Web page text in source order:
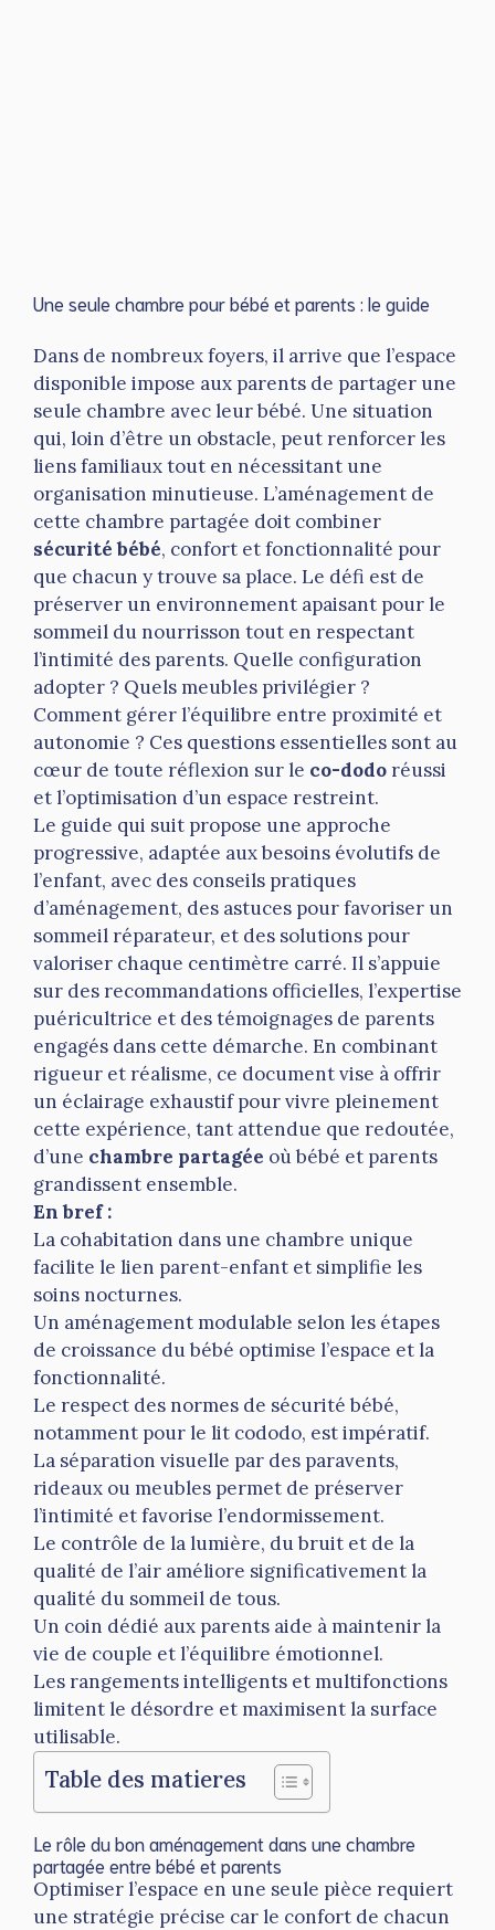
Une seule chambre pour bébé et parents : le guide
Dans de nombreux foyers, il arrive que l’espace
disponible impose aux parents de partager une
seule chambre avec leur bébé. Une situation
qui, loin d’être un obstacle, peut renforcer les
liens familiaux tout en nécessitant une
organisation minutieuse. L’aménagement de
cette chambre partagée doit combiner
sécurité bébé, confort et fonctionnalité pour
que chacun y trouve sa place. Le défi est de
préserver un environnement apaisant pour le
sommeil du nourrisson tout en respectant
l’intimité des parents. Quelle configuration
adopter ? Quels meubles privilégier ?
Comment gérer l’équilibre entre proximité et
autonomie ? Ces questions essentielles sont au
cœur de toute réflexion sur le co-dodo réussi
et l’optimisation d’un espace restreint.
Le guide qui suit propose une approche
progressive, adaptée aux besoins évolutifs de
l’enfant, avec des conseils pratiques
d’aménagement, des astuces pour favoriser un
sommeil réparateur, et des solutions pour
valoriser chaque centimètre carré. Il s’appuie
sur des recommandations officielles, l’expertise
puéricultrice et des témoignages de parents
engagés dans cette démarche. En combinant
rigueur et réalisme, ce document vise à offrir
un éclairage exhaustif pour vivre pleinement
cette expérience, tant attendue que redoutée,
d’une chambre partagée où bébé et parents
grandissent ensemble.
En bref :
La cohabitation dans une chambre unique
facilite le lien parent-enfant et simplifie les
soins nocturnes.
Un aménagement modulable selon les étapes
de croissance du bébé optimise l’espace et la
fonctionnalité.
Le respect des normes de sécurité bébé,
notamment pour le lit cododo, est impératif.
La séparation visuelle par des paravents,
rideaux ou meubles permet de préserver
l’intimité et favorise l’endormissement.
Le contrôle de la lumière, du bruit et de la
qualité de l’air améliore significativement la
qualité du sommeil de tous.
Un coin dédié aux parents aide à maintenir la
vie de couple et l’équilibre émotionnel.
Les rangements intelligents et multifonctions
limitent le désordre et maximisent la surface
utilisable.
Table des matieres
Le rôle du bon aménagement dans une chambre
partagée entre bébé et parents
Optimiser l’espace en une seule pièce requiert
une stratégie précise car le confort de chacun